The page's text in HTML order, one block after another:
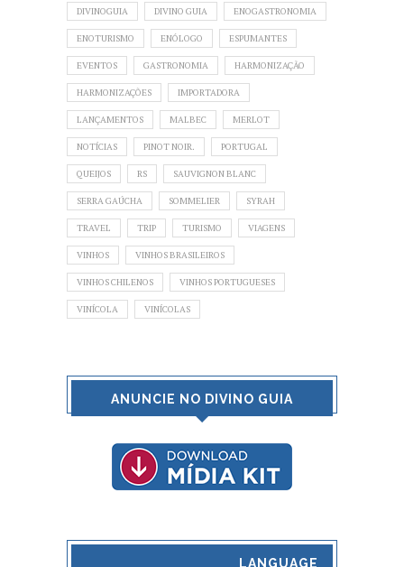
DIVINOGUIA DIVINO GUIA ENOGASTRONOMIA
ENOTURISMO ENÓLOGO ESPUMANTES
EVENTOS GASTRONOMIA HARMONIZAÇÃO
HARMONIZAÇÕES IMPORTADORA
LANÇAMENTOS MALBEC MERLOT
NOTÍCIAS PINOT NOIR. PORTUGAL
QUEIJOS RS SAUVIGNON BLANC
SERRA GAÚCHA SOMMELIER SYRAH
TRAVEL TRIP TURISMO VIAGENS
VINHOS VINHOS BRASILEIROS
VINHOS CHILENOS VINHOS PORTUGUESES
VINÍCOLA VINÍCOLAS
ANUNCIE NO DIVINO GUIA
LANGUAGE